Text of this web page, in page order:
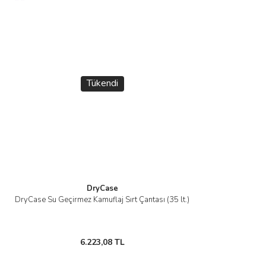
Tükendi
DryCase
DryCase Su Geçirmez Kamuflaj Sırt Çantası (35 lt.)
6.223,08 TL